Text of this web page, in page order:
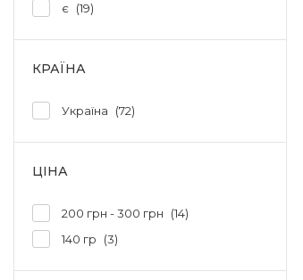
є 19
КРАЇНА
Україна 72
ЦІНА
140 гр 3
200 грн - 300 грн 14